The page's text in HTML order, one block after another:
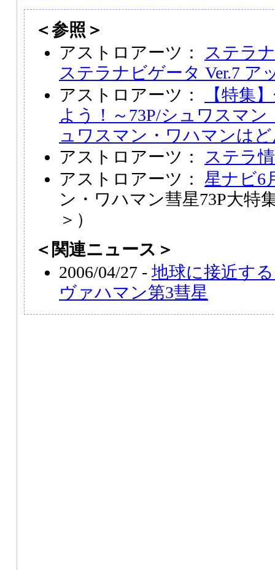
＜参照＞
アストロアーツ： ステラ
ステラナビゲータ Ver.7 ア
アストロアーツ：
【特集
よう！～73P/シュワスマ
ュワスマン・ワハマンは
アストロアーツ：
ステラ
アストロアーツ： 星ナビ6
ン・ワハマン彗星73P大特
＞）
＜関連ニュース＞
2006/04/27 - 地球に接近す
ヴァハマン第3彗星